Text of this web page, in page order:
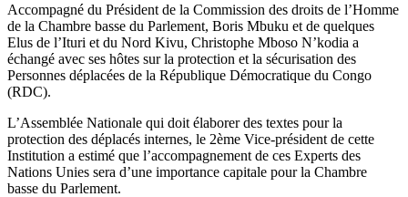
Accompagné du Président de la Commission des droits de l’Homme
de la Chambre basse du Parlement, Boris Mbuku et de quelques
Elus de l’Ituri et du Nord Kivu, Christophe Mboso N’kodia a
échangé avec ses hôtes sur la protection et la sécurisation des
Personnes déplacées de la République Démocratique du Congo
(RDC).
L’Assemblée Nationale qui doit élaborer des textes pour la
protection des déplacés internes, le 2ème Vice-président de cette
Institution a estimé que l’accompagnement de ces Experts des
Nations Unies sera d’une importance capitale pour la Chambre
basse du Parlement.